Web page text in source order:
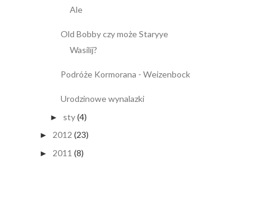
Ale
Old Bobby czy może Staryye
Wasilij?
Podróże Kormorana - Weizenbock
Urodzinowe wynalazki
► sty(4)
► 2012 (23)
► 2011 (8)